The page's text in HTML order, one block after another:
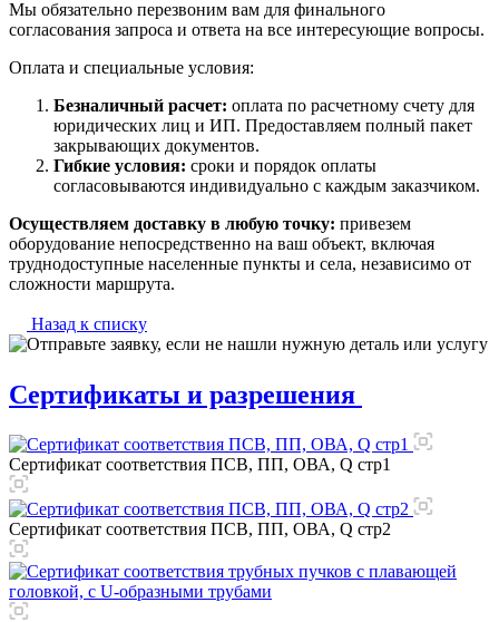
Мы обязательно перезвоним вам для финального
согласования запроса и ответа на все интересующие вопросы.
Оплата и специальные условия:
Безналичный расчет: оплата по расчетному счету для
юридических лиц и ИП. Предоставляем полный пакет
закрывающих документов.
Гибкие условия: сроки и порядок оплаты
согласовываются индивидуально с каждым заказчиком.
Осуществляем доставку в любую точку: привезем
оборудование непосредственно на ваш объект, включая
труднодоступные населенные пункты и села, независимо от
сложности маршрута.
Назад к списку
Сертификаты и разрешения
Сертификат соответствия ПСВ, ПП, ОВА, Q стр1
Сертификат соответствия ПСВ, ПП, ОВА, Q стр2